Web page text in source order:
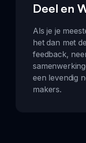
Deel en
Als je je
het dan met
feedback,
een levendig
makers.